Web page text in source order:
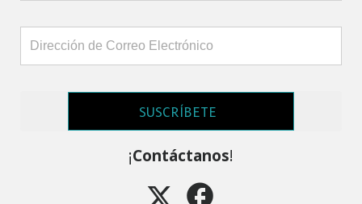
SUSCRÍBETE
¡Contáctanos!